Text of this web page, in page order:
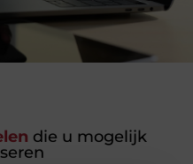
die u mogelijk